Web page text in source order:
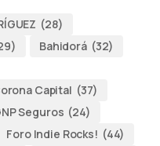
(28)
Bahidorá (32)
Capital (37)
Seguros (24)
Foro Indie Rocks! (44)